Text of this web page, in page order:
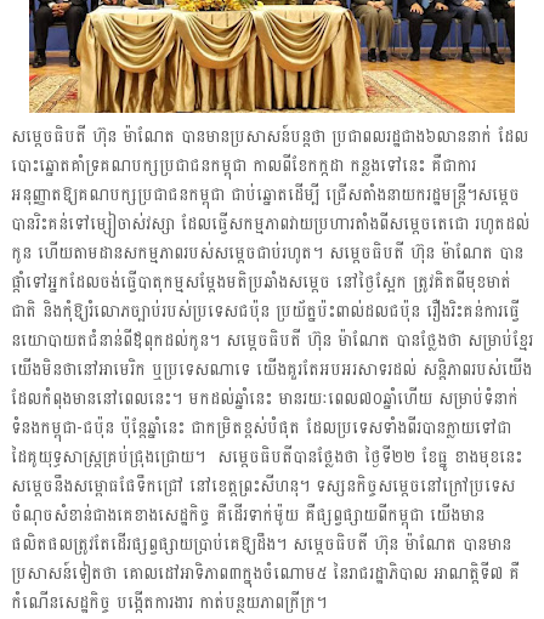
សម្តេចធិបតី ហ៊ុន ម៉ាណែត បានមានប្រសាសន៍បន្តថា ប្រជាពលរដ្ឋជាង៦លាននាក់ ដែល
បោះឆ្នោតគាំទ្រគណបក្សប្រជាជនកម្ពុជា កាលពីខែកក្កដា កន្លងទៅនេះ គឺជាការ
អនុញ្ញាតឱ្យគណបក្សប្រជាជនកម្ពុជា ជាប់ឆ្នោតដើម្បី ជ្រើសតាំងនាយករដ្ឋមន្រ្តី។សម្តេច
បានរិះគន់ទៅម្សៀចាស់វស្សា ដែលធ្វើសកម្មភាពវាយប្រហារតាំងពីសម្តេចតេជោ រហូតដល់
កូន ហើយតាមដានសកម្មភាពរបស់សម្តេចជាប់រហូត។ សម្តេចធិបតី ហ៊ុន ម៉ាណែត បាន
ផ្តាំទៅអ្នកដែលចង់ធ្វើបាតុកម្មសម្តែងមតិប្រឆាំងសម្តេច នៅថ្ងៃស្អែក ត្រូវគិតពីមុខមាត់
ជាតិ និងកុំឱ្យរំលោភច្បាប់របស់ប្រទេសជប៉ុន ប្រយ័ត្នប៉ះពាល់ដលជប៉ុន រឿងរិះគន់ការធ្វើ
នយោបាយតជំនាន់ពីឪពុកដល់កូន។ សម្តេចធិបតី ហ៊ុន ម៉ាណែត បានថ្លែងថា សម្រាប់ខ្មែរ
យើងមិនថានៅអាមេរិក ឬប្រទេសណាទេ យើងគួរតែអបអរសាទរដល់ សន្តិភាពរបស់យើង
ដែលកំពុងមាននៅពេលនេះ។ មកដល់ឆ្នាំនេះ មានរយៈពេល៧០ឆ្នាំហើយ សម្រាប់ទំនាក់
ទំនងកម្ពុជា-ជប៉ុន ប៉ុន្តែឆ្នាំនេះ ជាកម្រិតខ្ពស់បំផុត ដែលប្រទេសទាំងពីរបានក្លាយទៅជា
ដៃគូយុទ្ធសាស្ត្រគ្រប់ជ្រុងជ្រោយ។ សម្តេចធិបតីបានថ្លែងថា ថ្ងៃទី២២ ខែធ្នូ ខាងមុខនេះ
សម្តេចនឹងសម្ពោធផែទឹកជ្រៅ នៅខេត្តព្រះសីហនុ។ ទស្សនកិច្ចសម្តេចនៅក្រៅប្រទេស
ចំណុចសំខាន់ជាងគេខាងសេដ្ឋកិច្ច គឺដើរទាក់ម៉ូយ គឺផ្សព្វផ្សាយពីកម្ពុជា យើងមាន
ផលិតផលត្រូវតែដើរផ្សព្វផ្សាយប្រាប់គេឱ្យដឹង។ សម្តេចធិបតី ហ៊ុន ម៉ាណែត បានមាន
ប្រសាសន៍ទៀតថា គោលដៅអាទិភាព៣ក្នុងចំណោម៥ នៃរាជរដ្ឋាភិបាល អាណត្តិទី៧ គឺ
កំណើនសេដ្ឋកិច្ច បង្កើតការងារ កាត់បន្ថយភាពក្រីក្រ។